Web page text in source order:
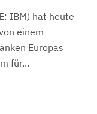
IBM) hat heute
einem
Europas
für...